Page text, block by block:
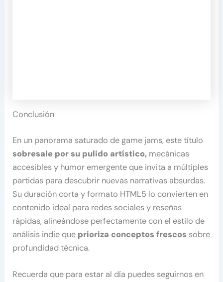
Conclusión
En un panorama saturado de game jams, este título
sobresale por su pulido artístico, mecánicas
accesibles y humor emergente que invita a múltiples
partidas para descubrir nuevas narrativas absurdas.
Su duración corta y formato HTML5 lo convierten en
contenido ideal para redes sociales y reseñas
rápidas, alineándose perfectamente con el estilo de
análisis indie que prioriza conceptos frescos sobre
profundidad técnica.
Recuerda que para estar al día puedes seguirnos en